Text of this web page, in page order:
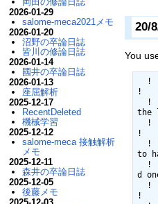
20/
You
!
the
!
to
d
!
2026-01-29
salome-meca2021メモ
2026-01-20
沼野の卒論日誌
皆川の修論日誌
2026-01-14
國井の卒論日誌
2026-01-13
座屈解析
2025-12-17
RecentDeleted
機械学習
2025-12-12
salome-meca 接触解析
メモ
2025-12-11
森井の卒論日誌
2025-12-05
後藤メモ